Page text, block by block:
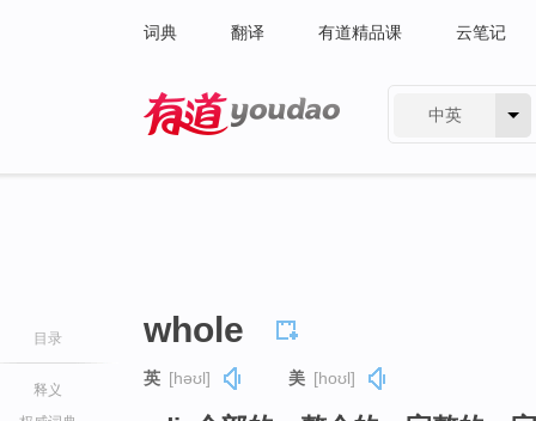
词典 翻译 有道精品课 云笔记
中英
目录
释义
whole
英 [həʊl] 美 [hoʊl]